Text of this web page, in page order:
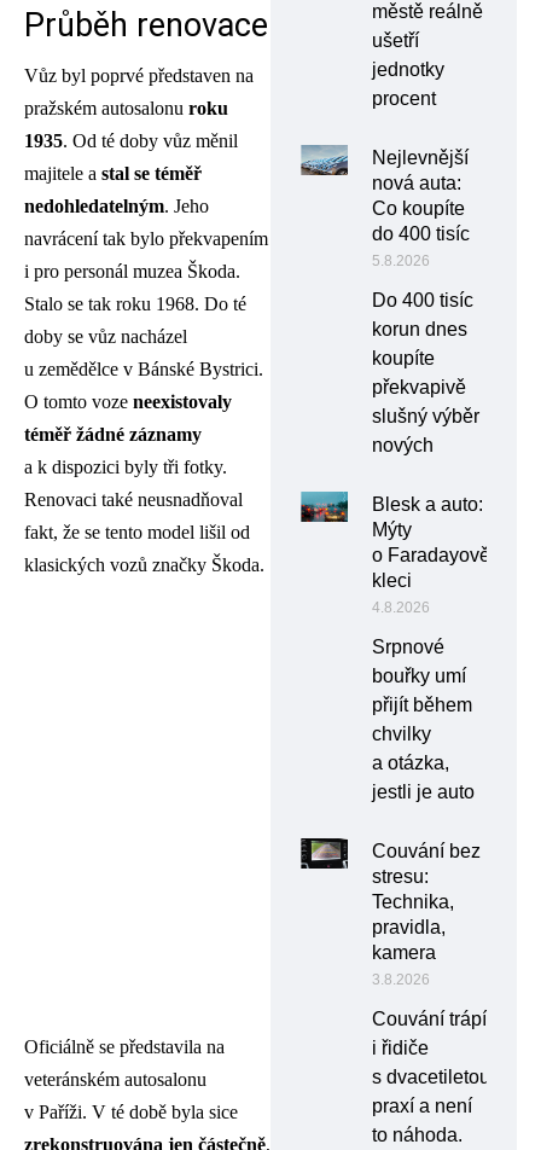
Průběh renovace
Vůz byl poprvé představen na
pražském autosalonu roku
1935. Od té doby vůz měnil
majitele a stal se téměř
nedohledatelným. Jeho
navrácení tak bylo překvapením
i pro personál muzea Škoda.
Stalo se tak roku 1968. Do té
doby se vůz nacházel
u zemědělce v Bánské Bystrici.
O tomto voze neexistovaly
téměř žádné záznamy
a k dispozici byly tři fotky.
Renovaci také neusnadňoval
fakt, že se tento model lišil od
klasických vozů značky Škoda.
Oficiálně se představila na
veteránském autosalonu
v Paříži. V té době byla sice
zrekonstruována jen částečně,
městě reálně
ušetří
jednotky
procent
Nejlevnější
nová auta:
Co koupíte
do 400 tisíc
5.8.2026
Do 400 tisíc
korun dnes
koupíte
překvapivě
slušný výběr
nových
Blesk a auto:
Mýty
o Faradayově
kleci
4.8.2026
Srpnové
bouřky umí
přijít během
chvilky
a otázka,
jestli je auto
Couvání bez
stresu:
Technika,
pravidla,
kamera
3.8.2026
Couvání trápí
i řidiče
s dvacetiletou
praxí a není
to náhoda.